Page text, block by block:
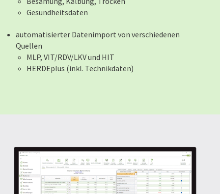
Gesundheitsdaten
automatisierter Datenimport von verschiedenen
Quellen
MLP, VIT/RDV/LKV und HIT
HERDEplus (inkl. Technikdaten)